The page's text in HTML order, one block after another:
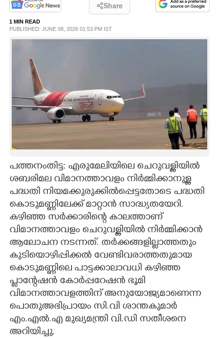
INFO+
ART
ASTRO
LITERATURE
ZOOM
CONTACT US
Share
1 MIN READ
PUBLISHED: JUNE 08, 2026 01:53 PM IST
പത്തനംതിട്ട: എരുമേലിയിലെ ചെറുവള്ളിയിൽ
ശബരിമല വിമാനത്താവളം നിർമ്മിക്കാനുള്ള
പദ്ധതി നിയമക്കുരുക്കിൽപ്പെട്ടതോടെ പദ്ധതി
കൊടുമണ്ണിലേക്ക് മാറ്റാൻ സാദ്ധ്യതയേറി.
കഴിഞ്ഞ സർക്കാരിന്റെ കാലത്താണ്
വിമാനത്താവളം ചെറുവള്ളിയിൽ നിർമ്മിക്കാൻ
ആലോചന നടന്നത്. തർക്കങ്ങളില്ലാത്തതും
കുടിയൊഴിപ്പിക്കൽ വേണ്ടിവരാത്തതുമായ
കൊടുമണ്ണിലെ പാട്ടക്കാലാവധി കഴിഞ്ഞ
പ്ളാന്റേഷൻ കോർപ്പറേഷൻ ഭൂമി
വിമാനത്താവളത്തിന് അനുയോജ്യമാണെന്ന
പൊതുഅഭിപ്രായം സി.വി ശാന്തകുമാർ
എം.എൽ.എ മുഖ്യമന്ത്രി വി.ഡി സതീശനെ
അറിയിച്ചു.